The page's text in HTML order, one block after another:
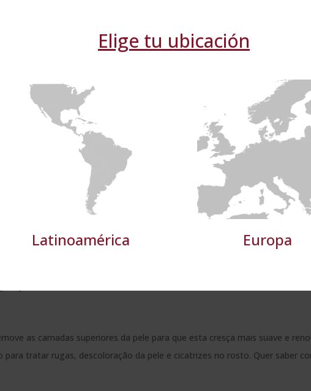
químico?
as camadas superiores da pele para que esta cresça mais suave e
para tratar rugas, descoloração da pele e cicatrizes no rosto. Quer saber
Elige tu ubicación
Latinoamérica Europa
usa cookies
cookies para melhorar a experiência do usuário. Ao utilizar o nosso
com todos os cookies de acordo com a nossa Política de Cookies.
Ler
TODOS OS PARCEIROS
Desempenho Direccionamento Funcionalidade